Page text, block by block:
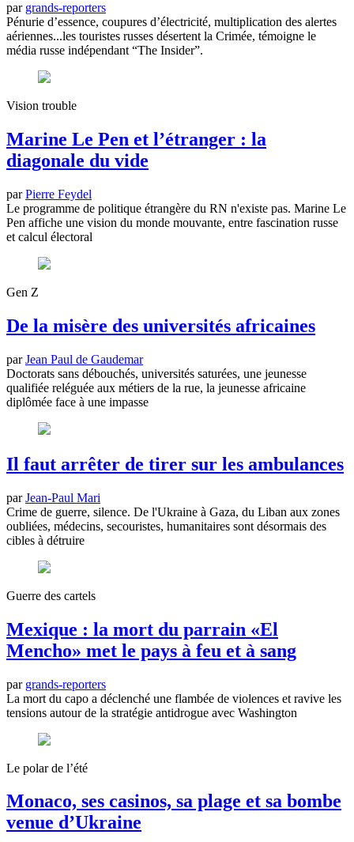
par grands-reporters
Pénurie d’essence, coupures d’électricité, multiplication des alertes
aériennes...les touristes russes désertent la Crimée, témoigne le
média russe indépendant “The Insider”.
Vision trouble
Marine Le Pen et l’étranger : la
diagonale du vide
parPierre Feydel
Le programme de politique étrangère du RN n'existe pas. Marine Le
Pen affiche une vision du monde mouvante, entre fascination russe
et calcul électoral
Gen Z
De la misère des universités africaines
parJean Paul de Gaudemar
Doctorats sans débouchés, universités saturées, une jeunesse
qualifiée reléguée aux métiers de la rue, la jeunesse africaine
diplômée face à une impasse
Il faut arrêter de tirer sur les ambulances
parJean-Paul Mari
Crime de guerre, silence. De l'Ukraine à Gaza, du Liban aux zones
oubliées, médecins, secouristes, humanitaires sont désormais des
cibles à détruire
Guerre des cartels
Mexique : la mort du parrain «El
Mencho» met le pays à feu et à sang
par grands-reporters
La mort du capo a déclenché une flambée de violences et ravive les
tensions autour de la stratégie antidrogue avec Washington
Le polar de l’été
Monaco, ses casinos, sa plage et sa bombe
venue d’Ukraine